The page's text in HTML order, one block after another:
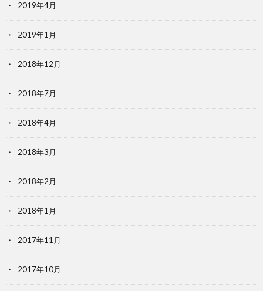
2019年4月
2019年1月
2018年12月
2018年7月
2018年4月
2018年3月
2018年2月
2018年1月
2017年11月
2017年10月